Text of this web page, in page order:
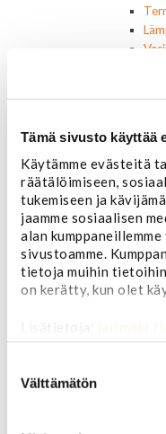
Tämä sivusto käyttää
Käytämme evästeitä
räätälöimiseen,
tukemiseen ja
jaamme sosiaalisen
alan
sivustoamme.
tietoja muihin
on kerätty, kun olet
Lisätietoja:
valinta
Välttämätön
Nivelet ja